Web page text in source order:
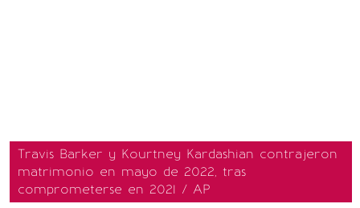
Travis Barker y Kourtney Kardashian contrajeron
matrimonio en mayo de 2022, tras
comprometerse en 2021 / AP